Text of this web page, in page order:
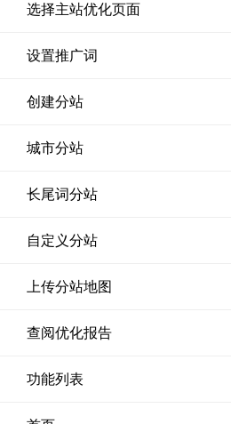
选择主站优化页面
设置推广词
创建分站
城市分站
长尾词分站
自定义分站
上传分站地图
查阅优化报告
功能列表